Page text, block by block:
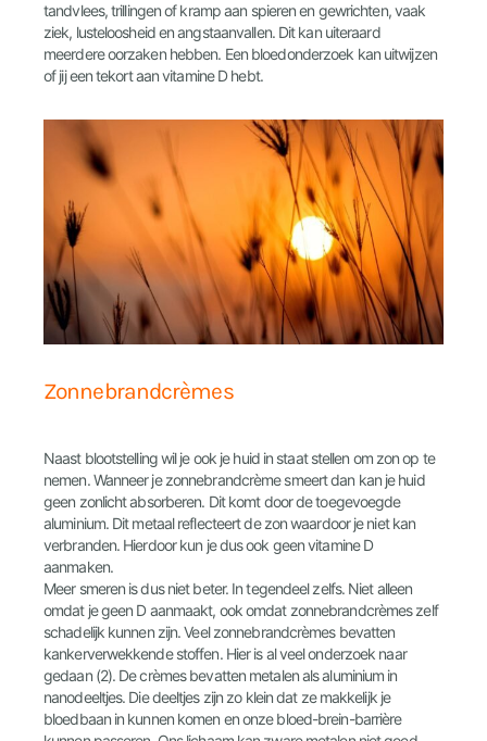
tandvlees, trillingen of kramp aan spieren en gewrichten, vaak
ziek, lusteloosheid en angstaanvallen. Dit kan uiteraard
meerdere oorzaken hebben. Een bloedonderzoek kan uitwijzen
of jij een tekort aan vitamine D hebt.
Zonnebrandcrèmes
Naast blootstelling wil je ook je huid in staat stellen om zon op te
nemen. Wanneer je zonnebrandcrème smeert dan kan je huid
geen zonlicht absorberen. Dit komt door de toegevoegde
aluminium. Dit metaal reflecteert de zon waardoor je niet kan
verbranden. Hierdoor kun je dus ook geen vitamine D
aanmaken.
Meer smeren is dus niet beter. In tegendeel zelfs. Niet alleen
omdat je geen D aanmaakt, ook omdat zonnebrandcrèmes zelf
schadelijk kunnen zijn. Veel zonnebrandcrèmes bevatten
kankerverwekkende stoffen. Hier is al veel onderzoek naar
gedaan (2). De crèmes bevatten metalen als aluminium in
nanodeeltjes. Die deeltjes zijn zo klein dat ze makkelijk je
bloedbaan in kunnen komen en onze bloed-brein-barrière